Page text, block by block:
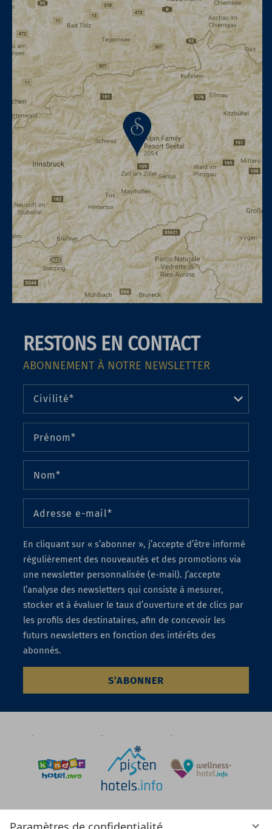
RESTONS EN CONTACT
ABONNEMENT À NOTRE NEWSLETTER
En cliquant sur « s’abonner », j’accepte d’être informé
régulièrement des nouveautés et des promotions via
une newsletter personnalisée (e-mail). J’accepte
l’analyse des newsletters qui consiste à mesurer,
stocker et à évaluer le taux d’ouverture et de clics par
les profils des destinataires, afin de concevoir les
futurs newsletters en fonction des intérêts des
abonnés.
S’ABONNER